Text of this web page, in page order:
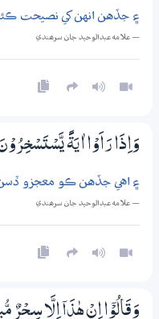
۽ جڏهن انهن کي نصيحت
— علامه عبدالوحيد جان سرھندي
وَاِذَا رَاَوْا اٰيَةً
۽ اهي جڏهن ڪو معجزو ڏسن
— علامه عبدالوحيد جان سرھندي
وَقَالُوْٓا اِنْ ھٰذَآ اِلَّا سِـحْرٌ